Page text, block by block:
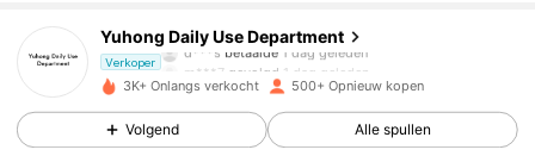
Yuhong Daily Use Department
Verkoper
d***sbetaalde1 dag geleden
m***7 gevolgd 1 dag geleden
4.85
519 Volgers
519 Volgers
3K+ Onlangs verkocht 500+ Opnieuw kopen
Volgend Alle spullen